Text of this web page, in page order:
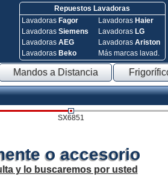
Repuestos Lavadoras
Lavadoras Fagor
Lavadoras Siemens
Lavadoras AEG
Lavadoras Beko
Lavadoras Haier
Lavadoras LG
Lavadoras Ariston
Más marcas lavad.
Mandos a Distancia
SX6851
o accesorio
y lo buscaremos por usted